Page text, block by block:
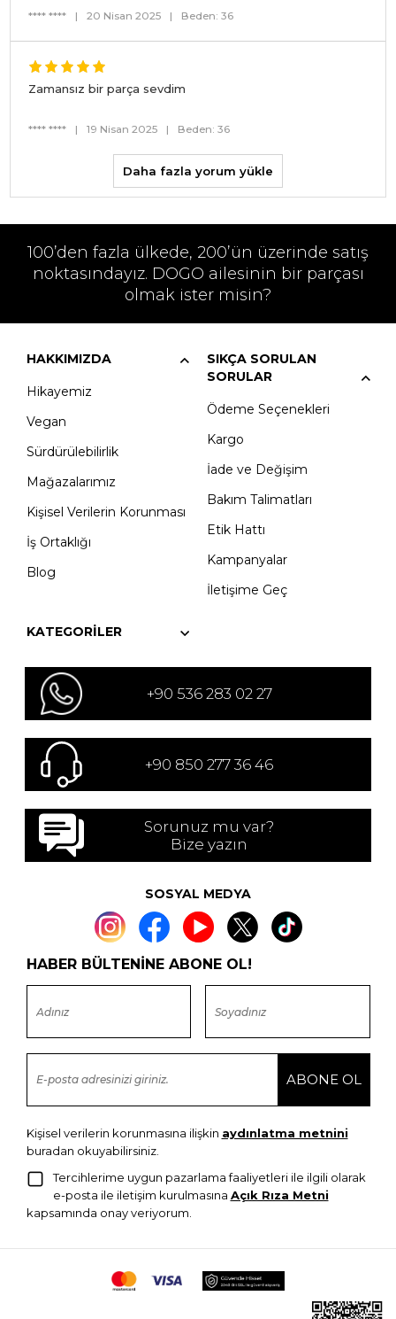
**** **** | 20 Nisan 2025 | Beden: 36
Zamansız bir parça sevdim
**** **** | 19 Nisan 2025 | Beden: 36
Daha fazla yorum yükle
100’den fazla ülkede, 200’ün üzerinde satış
noktasındayız. DOGO ailesinin bir parçası
olmak ister misin?
HAKKIMIZDA
Hikayemiz
Vegan
Sürdürülebilirlik
Mağazalarımız
Kişisel Verilerin Korunması
İş Ortaklığı
Blog
SIKÇA SORULAN
SORULAR
Ödeme Seçenekleri
Kargo
İade ve Değişim
Bakım Talimatları
Etik Hattı
Kampanyalar
İletişime Geç
KATEGORILER
+90 536 283 02 27
+90 850 277 36 46
Sorunuz mu var?
Bize yazın
SOSYAL MEDYA
HABER BÜLTENİNE ABONE OL!
Kişisel verilerin korunmasına ilişkin aydınlatma metnini
buradan okuyabilirsiniz.
Tercihlerime uygun pazarlama faaliyetleri ile ilgili olarak
e-posta ile iletişim kurulmasına Açık Rıza Metni
kapsamında onay veriyorum.